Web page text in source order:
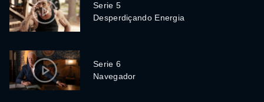
Serie 5
Desperdiçando Energia
Serie 6
Navegador